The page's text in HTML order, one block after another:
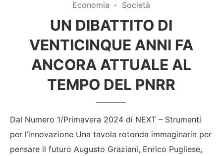
Economia Società
UN DIBATTITO DI
VENTICINQUE ANNI FA
ANCORA ATTUALE AL
TEMPO DEL PNRR
Dal Numero 1/Primavera 2024 di NEXT – Strumenti
per l’innovazione Una tavola rotonda immaginaria per
pensare il futuro Augusto Graziani, Enrico Pugliese,